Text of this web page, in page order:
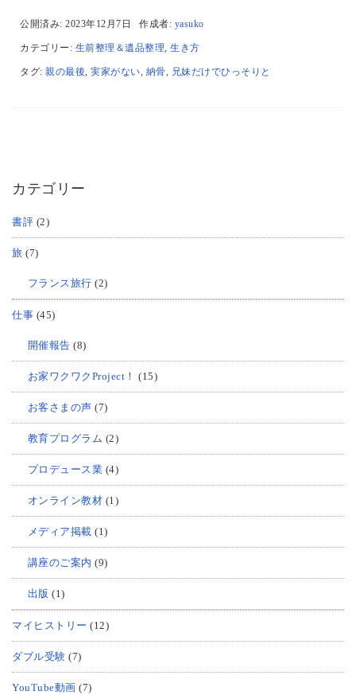
公開済み: 2023年12月7日 作成者: yasuko
カテゴリー: 生前整理＆遺品整理, 生き方
タグ: 親の最後, 実家がない, 納骨, 兄妹だけでひっそりと
カテゴリー
書評 (2)
旅 (7)
フランス旅行 (2)
仕事 (45)
開催報告 (8)
お家ワクワクProject！ (15)
お客さまの声 (7)
教育プログラム (2)
プロデュース業 (4)
オンライン教材 (1)
メディア掲載 (1)
講座のご案内 (9)
出版 (1)
マイヒストリー (12)
ダブル受験 (7)
YouTube動画 (7)